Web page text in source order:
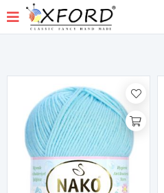
Filtrele